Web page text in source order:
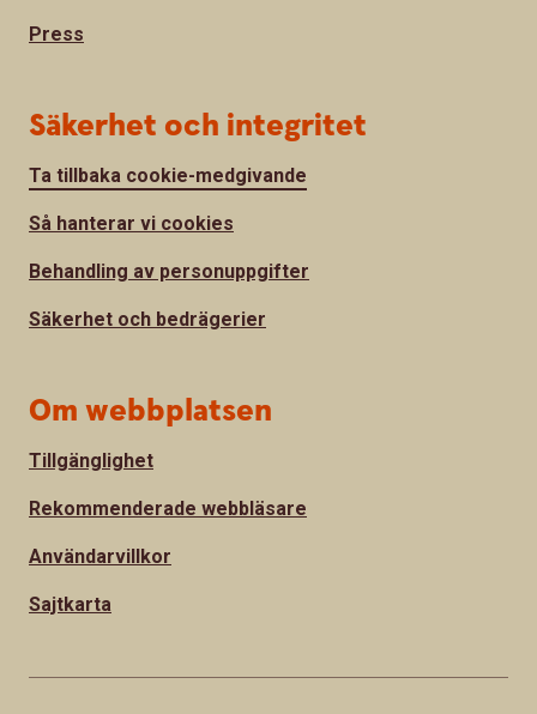
Press
Säkerhet och integritet
Ta tillbaka cookie-medgivande
Så hanterar vi cookies
Behandling av personuppgifter
Säkerhet och bedrägerier
Om webbplatsen
Tillgänglighet
Rekommenderade webbläsare
Användarvillkor
Sajtkarta